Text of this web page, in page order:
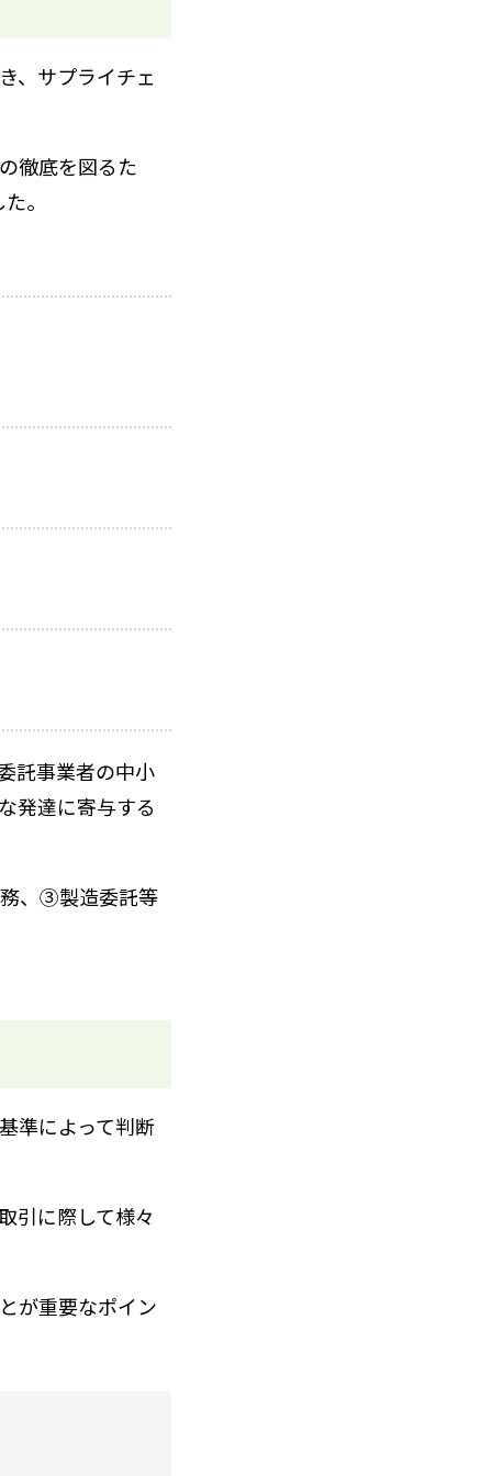
、サプライチェ
徹底を図るた
。
託事業者の中小
発達に寄与する
、③製造委託等
準によって判断
引に際して様々
が重要なポイン